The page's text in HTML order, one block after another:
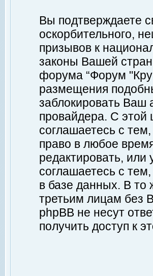
Вы подтверждаете
оскорбительного,
призывов к
законы Вашей
форума “Форум
размещения
заблокировать Ваш
провайдера. С
соглашаетесь с
право в любое
редактировать,
соглашаетесь с
в базе данных. В то
третьим лицам без
phpBB не несут
получить доступ к